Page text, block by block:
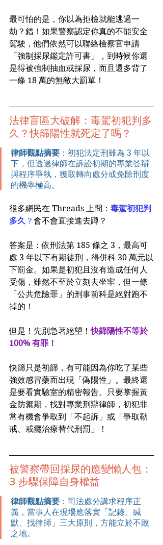
最可怕的是，你以為拒檢就能逃過一
劫？錯！如果警察認定你真的不能安全
駕駛，他們依然可以聯絡檢察官申請
「強制採尿鑑定許可書」，到時候你還
是得被強制抽血或採尿，而且還多背了
一條 18 萬的無敵大罰單！
法律盲區大破解：毒駕初犯判多
久？快篩陽性就死定了嗎？
律師觀點摘要 ：初犯法定刑雖為 3 年以
下，但透過律師在訴訟初期的專業答辯
與程序爭執，獲取轉向處分或免除刑度
的機率極高。
很多網民在 Threads 上問： 毒駕初犯判
多久 ？ 會不會直接進去蹲？
答案是：依刑法第 185 條之 3，最高可
處 3 年以下有期徒刑，得併科 30 萬元以
下罰金。如果是初犯且沒有造成任何人
受傷，雖然不至於立刻去坐牢，但一條
「公共危險罪」的刑事前科是絕對跑不
掉的！
但是！先別急著絕望！快篩陽性不等於
100% 有罪！
快篩只是初篩，有可能因為你吃了某些
強效感冒藥而出現「偽陽性」。最終還
是要看實驗室的精密報告。只要掌握黃
金防禦期，找對專業刑辯律師，初犯非
常有機會爭取到「不起訴」或「爭取勒
戒、戒癮治療替代刑罰」！
被警察帶回採尿的應變懶人包：
3 步驟保障自身權益
律師觀點摘要 ：司法處分講求程序正
義，當事人在現場應落實「記錄、緘
默、找律師」三大原則，方能立於不敗
之地。